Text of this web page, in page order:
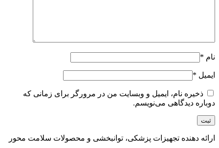
نام *
ایمیل *
ذخیره نام، ایمیل و وبسایت من در مرورگر برای زمانی که
دوباره دیدگاهی می‌نویسم.
ارائه دهنده تجهیزات پزشکی، توانبخشی و محصولات سلامت محور